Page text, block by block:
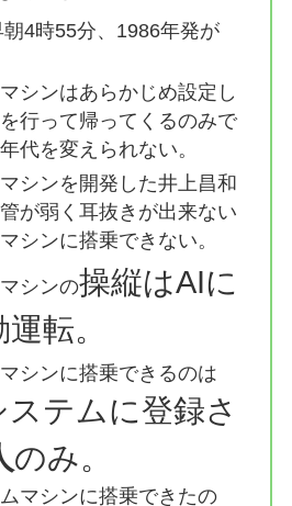
4時55分、1986年発が
シンはあらかじめ設定し
行って帰ってくるのみで
代を変えられない。
シンを開発した井上昌和
が弱く耳抜きが出来ない
シンに搭乗できない。
シンの操縦はAIに
転。
シンに搭乗できるのは
ステムに登録さ
のみ。
マシンに搭乗できたの